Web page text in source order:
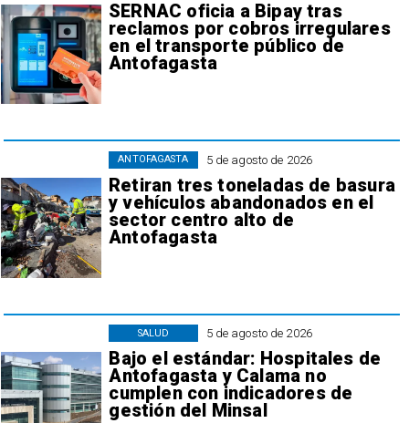
SERNAC oficia a Bipay tras
reclamos por cobros irregulares
en el transporte público de
Antofagasta
5 de agosto de 2026
Retiran tres toneladas de basura
y vehículos abandonados en el
sector centro alto de
Antofagasta
ANTOFAGASTA
5 de agosto de 2026
Bajo el estándar: Hospitales de
Antofagasta y Calama no
cumplen con indicadores de
gestión del Minsal
SALUD